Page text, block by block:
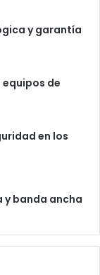
y garantía
equipos de
en los
banda ancha